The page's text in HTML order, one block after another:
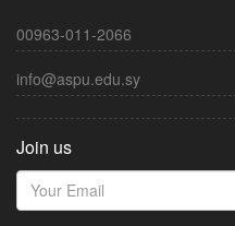
00963-011-2066
info@aspu.edu.sy
Join us